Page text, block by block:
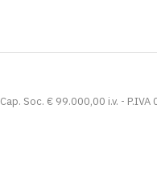
Cap. Soc. € 99.000,00 i.v. -